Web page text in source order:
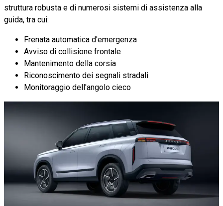
struttura robusta e di numerosi sistemi di assistenza alla
guida, tra cui:
Frenata automatica d'emergenza
Avviso di collisione frontale
Mantenimento della corsia
Riconoscimento dei segnali stradali
Monitoraggio dell'angolo cieco